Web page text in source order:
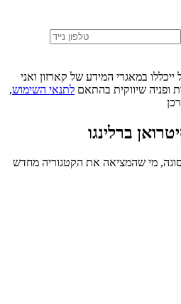
במאגרי המידע של קארזון ואני
ופניה שיווקית בהתאם לתנאי השימוש,
ברלינגו
מי שהמציאה את הקטגוריה מחדש